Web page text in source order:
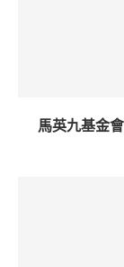
馬英九基金